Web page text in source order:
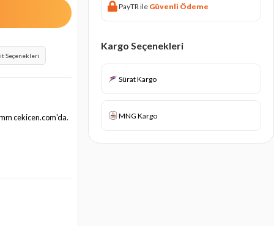
Seçenekleri
cekicen.com'da.
PayTR ile Güvenli Ödeme
Kargo Seçenekleri
Sürat Kargo
MNG Kargo